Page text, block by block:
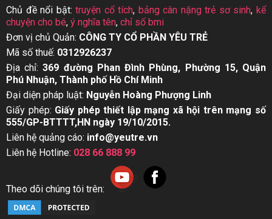
Chủ đề nổi bật:truyện cổ tích, bảng cân nặng trẻ sơ sinh,kể
chuyện cho bé, ý nghĩa tên, chỉ số bmi
Đơn vị chủ Quản: CÔNG TY CỔ PHẦN YÊU TRẺ
Mã số thuế: 0312926237
Địa chỉ:369 đường Phan Đình Phùng, Phường 15, Quận
Phú Nhuận, Thành phố Hồ Chí Minh
Đại diện pháp luật: Nguyễn Hoàng Phượng Linh
Giấy phép: Giấy phép thiết lập mạng xã hội trên mạng số
555/GP-BTTTT,HN ngày 19/10/2015.
Liên hệ quảng cáo: info@yeutre.vn
Liên hệ Hotline: 028 66 888 99
Theo dõi chúng tôi trên: